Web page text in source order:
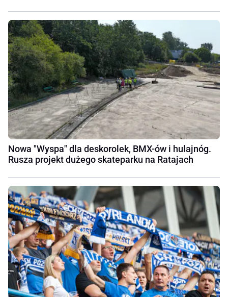
Nowa "Wyspa" dla deskorolek, BMX-ów i hulajnóg.
Rusza projekt dużego skateparku na Ratajach